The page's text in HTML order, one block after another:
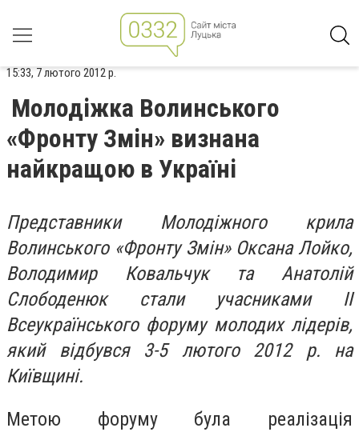
15:33, 7 лютого 2012 р.
Молодіжка Волинського
«Фронту Змін» визнана
найкращою в Україні
Представники Молодіжного крила
Волинського «Фронту Змін» Оксана Лойко,
Володимир Ковальчук та Анатолій
Слободенюк стали учасниками ІІ
Всеукраїнського форуму молодих лідерів,
який відбувся 3-5 лютого 2012 р. на
Київщині.
Метою форуму була реалізація